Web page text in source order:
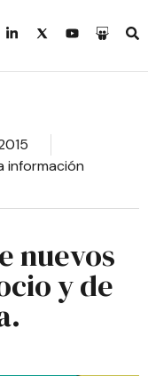
información
nuevos
y de